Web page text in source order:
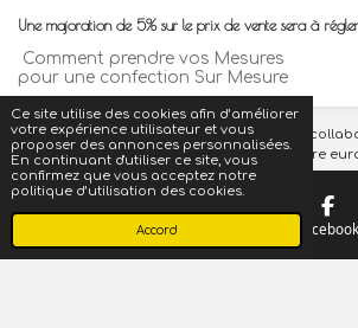
Ce site utilise des cookies afin d’améliorer
votre expérience utilisateur et vous
proposer des annonces personnalisées.
En continuant d'utiliser ce site, vous
confirmez que vous acceptez notre
politique d’utilisation des cookies.
Accord
Une majoration de 5% sur le prix de vente sera à
Comment prendre vos Mesures
pour une confection Sur Mesure
Référence française pour une expérience
inspirée par les meilleurs ateliers de couture
internationaux.
EI 951423110© 2023 Le Coin des Mariés - Tous droits
Propulsé parWebador
Facebook